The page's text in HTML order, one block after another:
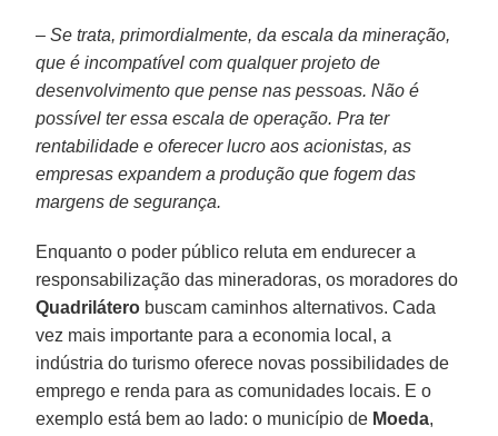
– Se trata, primordialmente, da escala da mineração,
que é incompatível com qualquer projeto de
desenvolvimento que pense nas pessoas. Não é
possível ter essa escala de operação. Pra ter
rentabilidade e oferecer lucro aos acionistas, as
empresas expandem a produção que fogem das
margens de segurança.
Enquanto o poder público reluta em endurecer a
responsabilização das mineradoras, os moradores do
Quadrilátero buscam caminhos alternativos. Cada
vez mais importante para a economia local, a
indústria do turismo oferece novas possibilidades de
emprego e renda para as comunidades locais. E o
exemplo está bem ao lado: o município de Moeda,